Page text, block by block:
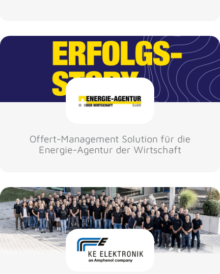
Offert-Management Solution für die
Energie-Agentur der Wirtschaft